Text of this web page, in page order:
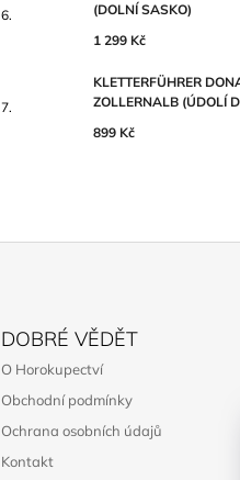
(DOLNÍ SASKO)
1 299 Kč
KLETTERFÜHRER
ZOLLERNALB (ÚDOLÍ
899 Kč
DOBRÉ VĚDĚT
O Horokupectví
Obchodní podmínky
Ochrana osobních údajů
Kontakt